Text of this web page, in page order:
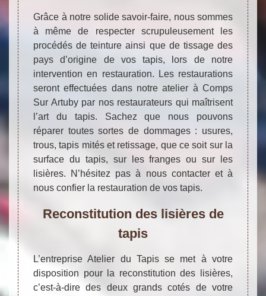
Grâce à notre solide savoir-faire, nous sommes
à même de respecter scrupuleusement les
procédés de teinture ainsi que de tissage des
pays d’origine de vos tapis, lors de notre
intervention en restauration. Les restaurations
seront effectuées dans notre atelier à Comps
Sur Artuby par nos restaurateurs qui maîtrisent
l’art du tapis. Sachez que nous pouvons
réparer toutes sortes de dommages : usures,
trous, tapis mités et retissage, que ce soit sur la
surface du tapis, sur les franges ou sur les
lisières. N’hésitez pas à nous contacter et à
nous confier la restauration de vos tapis.
Reconstitution des lisières de
tapis
L’entreprise Atelier du Tapis se met à votre
disposition pour la reconstitution des lisières,
c’est-à-dire des deux grands cotés de votre